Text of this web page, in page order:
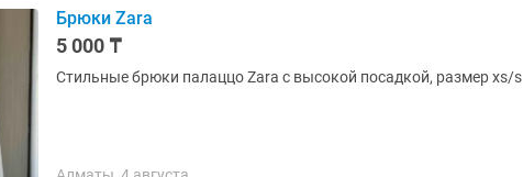
Брюки Zara
5 000 ₸
Стильные брюки палаццо Zara с высокой посадкой, размер xs/s